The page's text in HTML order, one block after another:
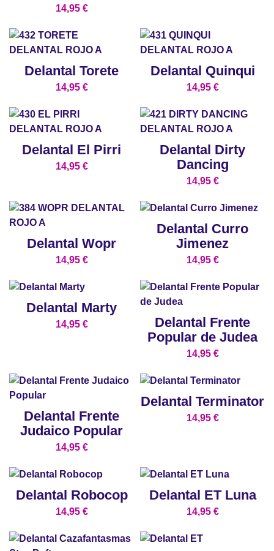
14,95 €
Delantal Torete
14,95 €
Delantal Quinqui
14,95 €
Delantal El Pirri
14,95 €
Delantal Dirty
Dancing
14,95 €
Delantal Wopr
14,95 €
Delantal Curro
Jimenez
14,95 €
Delantal Marty
14,95 €
Delantal Frente
Popular de Judea
14,95 €
Delantal Frente
Judaico Popular
14,95 €
Delantal Terminator
14,95 €
Delantal Robocop
14,95 €
Delantal ET Luna
14,95 €